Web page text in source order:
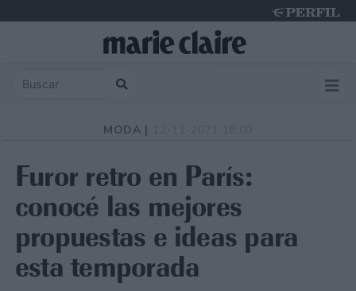
MODA |
Furor retro en París:
conocé las mejores
propuestas e ideas para
esta temporada